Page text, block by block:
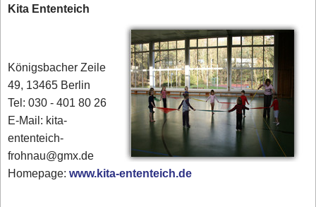
Kita Ententeich
Königsbacher Zeile
49, 13465 Berlin
Tel: 030 - 401 80 26
E-Mail: kita-
ententeich-
frohnau@gmx.de
Homepage:www.kita-ententeich.de